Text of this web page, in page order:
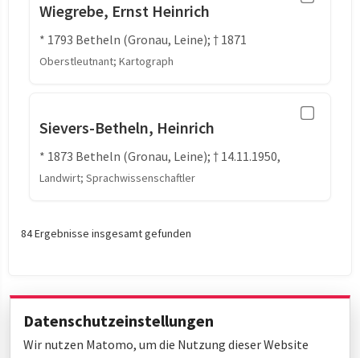
Wiegrebe, Ernst Heinrich
* 1793 Betheln (Gronau, Leine); † 1871
Oberstleutnant; Kartograph
Sievers-Betheln, Heinrich
* 1873 Betheln (Gronau, Leine); † 14.11.1950,
Landwirt; Sprachwissenschaftler
84 Ergebnisse insgesamt gefunden
Datenschutzeinstellungen
Wir nutzen Matomo, um die Nutzung dieser Website